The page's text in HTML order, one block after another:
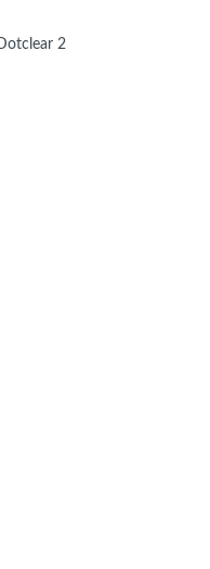
2